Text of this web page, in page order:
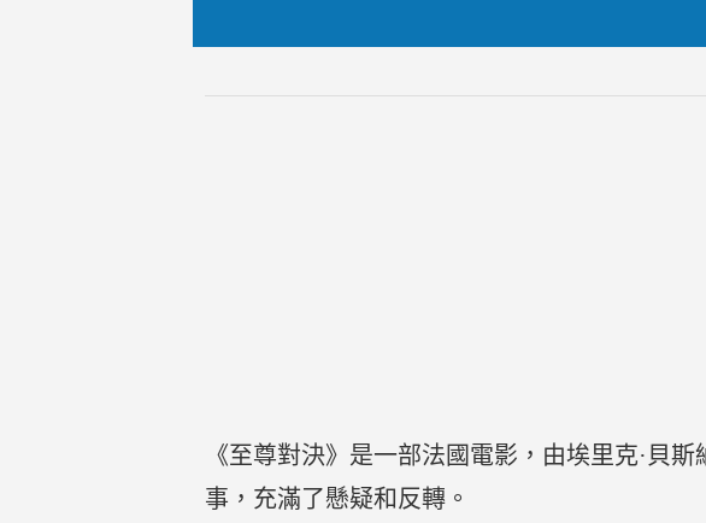
《至尊對決》是一部法國電影，由埃里克·貝
事，充滿了懸疑和反轉。